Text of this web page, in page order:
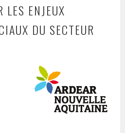
LES ENJEUX
DU SECTEUR